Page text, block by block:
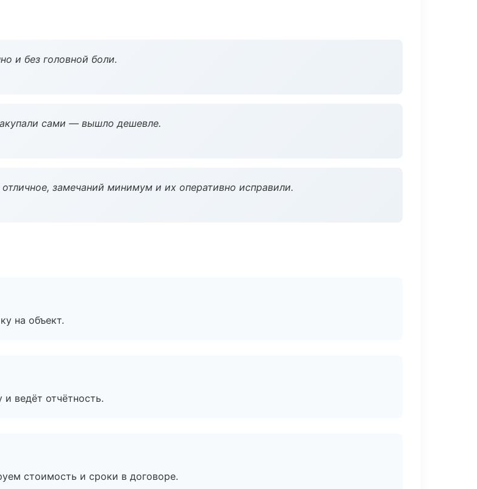
и без головной боли.
сами — вышло дешевле.
замечаний минимум и их оперативно исправили.
на объект.
ведёт отчётность.
стоимость и сроки в договоре.